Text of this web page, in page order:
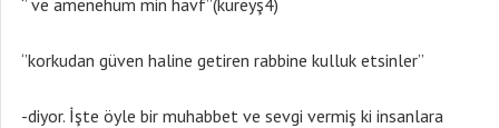
‘’ ve amenehüm min havf’’(kureyş4)
‘’korkudan güven haline getiren rabbine kulluk etsinler’’
-diyor. İşte öyle bir muhabbet ve sevgi vermiş ki insanlara